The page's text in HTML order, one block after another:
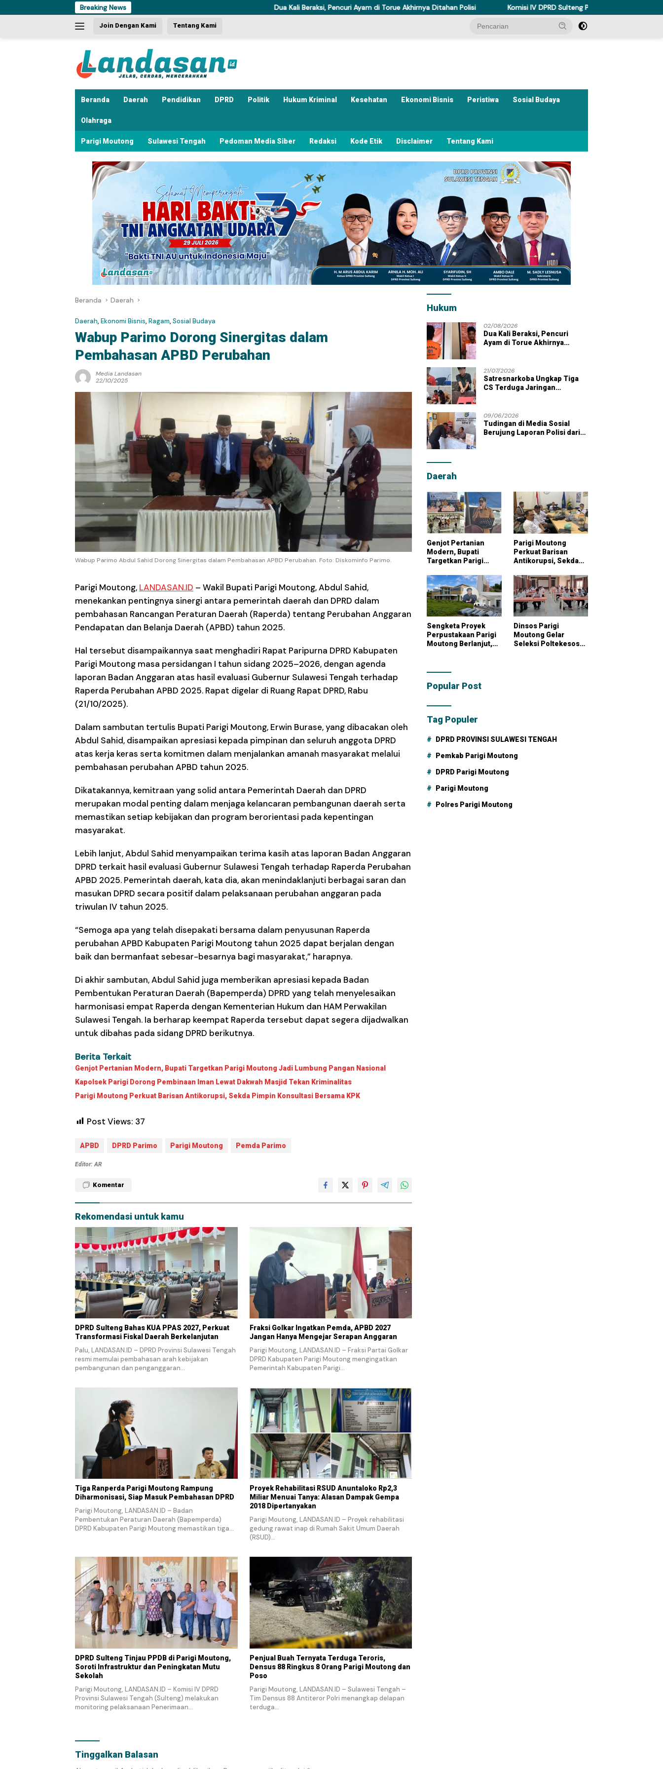
ke
Breaking News Dua Kali Beraksi, Pencuri Ayam di Torue Akhirnya Ditahan Polisi Komisi IV DPRD Sulteng Perkuat Perda Kesehatan Dukung Program
Join Dengan Kami Tentang Kami
Beranda Daerah Pendidikan DPRD Politik Hukum Kriminal Kesehatan Ekonomi Bisnis Peristiwa Sosial Budaya
Olahraga
Parigi Moutong Sulawesi Tengah Pedoman Media Siber Redaksi Kode Etik Disclaimer Tentang Kami
Beranda Daerah
Daerah, Ekonomi Bisnis, Ragam, Sosial Budaya
Wabup Parimo Dorong Sinergitas dalam
Pembahasan APBD Perubahan
Media Landasan
22/10/2025
Wabup Parimo Abdul Sahid Dorong Sinergitas dalam Pembahasan APBD Perubahan. Foto: Diskominfo Parimo.
Parigi Moutong, LANDASAN.ID – Wakil Bupati Parigi Moutong, Abdul Sahid,
menekankan pentingnya sinergi antara pemerintah daerah dan DPRD dalam
pembahasan Rancangan Peraturan Daerah (Raperda) tentang Perubahan Anggaran
Pendapatan dan Belanja Daerah (APBD) tahun 2025.
Hal tersebut disampaikannya saat menghadiri Rapat Paripurna DPRD Kabupaten
Parigi Moutong masa persidangan I tahun sidang 2025–2026, dengan agenda
laporan Badan Anggaran atas hasil evaluasi Gubernur Sulawesi Tengah terhadap
Raperda Perubahan APBD 2025. Rapat digelar di Ruang Rapat DPRD, Rabu
(21/10/2025).
Dalam sambutan tertulis Bupati Parigi Moutong, Erwin Burase, yang dibacakan oleh
Abdul Sahid, disampaikan apresiasi kepada pimpinan dan seluruh anggota DPRD
atas kerja keras serta komitmen dalam menjalankan amanah masyarakat melalui
pembahasan perubahan APBD tahun 2025.
Dikatakannya, kemitraan yang solid antara Pemerintah Daerah dan DPRD
merupakan modal penting dalam menjaga kelancaran pembangunan daerah serta
memastikan setiap kebijakan dan program berorientasi pada kepentingan
masyarakat.
Lebih lanjut, Abdul Sahid menyampaikan terima kasih atas laporan Badan Anggaran
DPRD terkait hasil evaluasi Gubernur Sulawesi Tengah terhadap Raperda Perubahan
APBD 2025. Pemerintah daerah, kata dia, akan menindaklanjuti berbagai saran dan
masukan DPRD secara positif dalam pelaksanaan perubahan anggaran pada
triwulan IV tahun 2025.
“Semoga apa yang telah disepakati bersama dalam penyusunan Raperda
perubahan APBD Kabupaten Parigi Moutong tahun 2025 dapat berjalan dengan
baik dan bermanfaat sebesar-besarnya bagi masyarakat,” harapnya.
Di akhir sambutan, Abdul Sahid juga memberikan apresiasi kepada Badan
Pembentukan Peraturan Daerah (Bapemperda) DPRD yang telah menyelesaikan
harmonisasi empat Raperda dengan Kementerian Hukum dan HAM Perwakilan
Sulawesi Tengah. Ia berharap keempat Raperda tersebut dapat segera dijadwalkan
untuk dibahas pada sidang DPRD berikutnya.
Berita Terkait
Genjot Pertanian Modern, Bupati Targetkan Parigi Moutong Jadi Lumbung Pangan Nasional
Kapolsek Parigi Dorong Pembinaan Iman Lewat Dakwah Masjid Tekan Kriminalitas
Parigi Moutong Perkuat Barisan Antikorupsi, Sekda Pimpin Konsultasi Bersama KPK
Post Views: 37
APBD DPRD Parimo Parigi Moutong Pemda Parimo
Editor: AR
Komentar
Rekomendasi untuk kamu
DPRD Sulteng Bahas KUA PPAS 2027, Perkuat
Transformasi Fiskal Daerah Berkelanjutan
Palu, LANDASAN.ID – DPRD Provinsi Sulawesi Tengah
resmi memulai pembahasan arah kebijakan
pembangunan dan penganggaran…
Fraksi Golkar Ingatkan Pemda, APBD 2027
Jangan Hanya Mengejar Serapan Anggaran
Parigi Moutong, LANDASAN.ID – Fraksi Partai Golkar
DPRD Kabupaten Parigi Moutong mengingatkan
Pemerintah Kabupaten Parigi…
Tiga Ranperda Parigi Moutong Rampung
Diharmonisasi, Siap Masuk Pembahasan DPRD
Parigi Moutong, LANDASAN.ID – Badan
Pembentukan Peraturan Daerah (Bapemperda)
DPRD Kabupaten Parigi Moutong memastikan tiga…
Proyek Rehabilitasi RSUD Anuntaloko Rp2,3
Miliar Menuai Tanya: Alasan Dampak Gempa
2018 Dipertanyakan
Parigi Moutong, LANDASAN.ID – Proyek rehabilitasi
gedung rawat inap di Rumah Sakit Umum Daerah
(RSUD)…
DPRD Sulteng Tinjau PPDB di Parigi Moutong,
Soroti Infrastruktur dan Peningkatan Mutu
Sekolah
Parigi Moutong, LANDASAN.ID – Komisi IV DPRD
Provinsi Sulawesi Tengah (Sulteng) melakukan
monitoring pelaksanaan Penerimaan…
Penjual Buah Ternyata Terduga Teroris,
Densus 88 Ringkus 8 Orang Parigi Moutong dan
Poso
Parigi Moutong, LANDASAN.ID – Sulawesi Tengah –
Tim Densus 88 Antiteror Polri menangkap delapan
terduga…
Tinggalkan Balasan
Hukum
02/08/2026
Dua Kali Beraksi, Pencuri
Ayam di Torue Akhirnya
21/07/2026
Satresnarkoba Ungkap Tiga
CS Terduga Jaringan
09/06/2026
Tudingan di Media Sosial
Berujung Laporan Polisi dari
Daerah
Genjot Pertanian
Modern, Bupati
Targetkan Parigi
Lumbung Pangan
Nasional
Parigi Moutong
Perkuat Barisan
Antikorupsi, Sekda
Bersama KPK
Sengketa Proyek
Perpustakaan Parigi
Moutong Berlanjut,
Tambahan dengan
Dinsos Parigi
Moutong Gelar
Seleksi Poltekesos
Popular Post
Tag Populer
DPRD PROVINSI SULAWESI TENGAH
Pemkab Parigi Moutong
DPRD Parigi Moutong
Parigi Moutong
Polres Parigi Moutong